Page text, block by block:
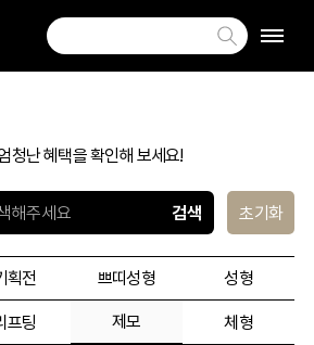
청난 혜택을 확인해 보세요!
초기화
획전 쁘띠성형 성형
프팅 제모 체형